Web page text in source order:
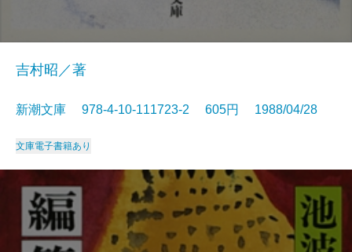
吉村昭／著
新潮文庫 978-4-10-111723-2 605円 1988/04/28
文庫電子書籍あり